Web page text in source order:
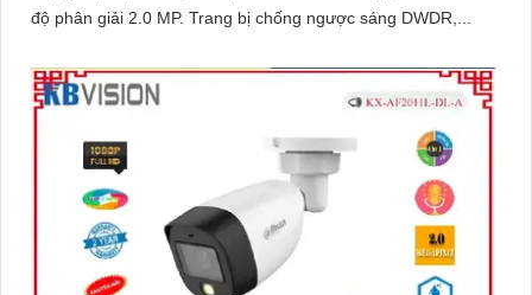
độ phân giải 2.0 MP. Trang bị chống ngược sáng DWDR,...